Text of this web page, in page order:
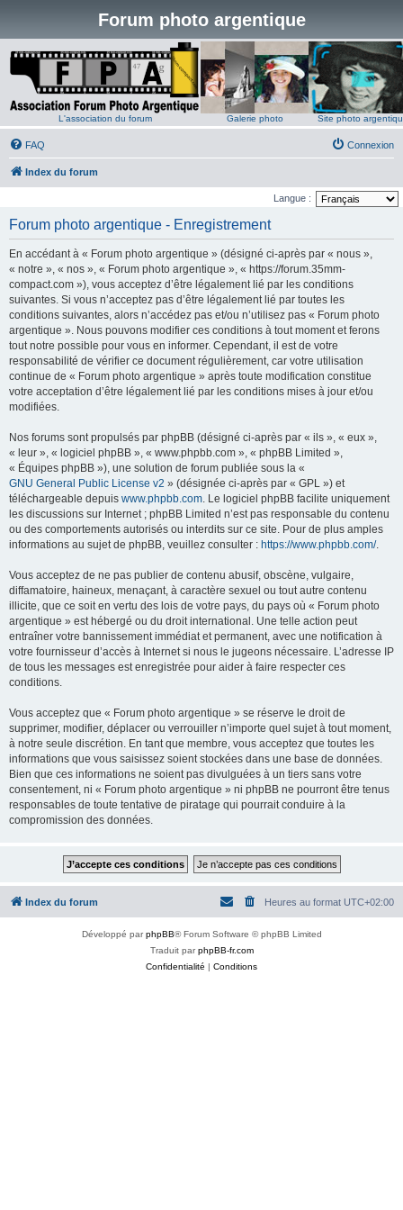
Forum photo argentique
L'association du forum Galerie photo Site photo
FAQ Connexion
Index du forum
Langue :
Forum photo argentique - Enregistrement
En accédant à « Forum photo argentique » (désigné ci-après par « nous »,
« notre », « nos », « Forum photo argentique », « https://forum.35mm-
compact.com »), vous acceptez d’être légalement lié par les conditions
suivantes. Si vous n’acceptez pas d’être légalement lié par toutes les
conditions suivantes, alors n’accédez pas et/ou n’utilisez pas « Forum photo
argentique ». Nous pouvons modifier ces conditions à tout moment et ferons
tout notre possible pour vous en informer. Cependant, il est de votre
responsabilité de vérifier ce document régulièrement, car votre utilisation
continue de « Forum photo argentique » après toute modification constitue
votre acceptation d’être légalement lié par les conditions mises à jour et/ou
modifiées.
Nos forums sont propulsés par phpBB (désigné ci-après par « ils », « eux »,
« leur », « logiciel phpBB », « www.phpbb.com », « phpBB Limited »,
« Équipes phpBB »), une solution de forum publiée sous la «
GNU General Public License v2 » (désignée ci-après par « GPL ») et
téléchargeable depuis www.phpbb.com. Le logiciel phpBB facilite uniquement
les discussions sur Internet ; phpBB Limited n’est pas responsable du contenu
ou des comportements autorisés ou interdits sur ce site. Pour de plus amples
informations au sujet de phpBB, veuillez consulter : https://www.phpbb.com/.
Vous acceptez de ne pas publier de contenu abusif, obscène, vulgaire,
diffamatoire, haineux, menaçant, à caractère sexuel ou tout autre contenu
illicite, que ce soit en vertu des lois de votre pays, du pays où « Forum photo
argentique » est hébergé ou du droit international. Une telle action peut
entraîner votre bannissement immédiat et permanent, avec une notification à
votre fournisseur d’accès à Internet si nous le jugeons nécessaire. L’adresse IP
de tous les messages est enregistrée pour aider à faire respecter ces
conditions.
Vous acceptez que « Forum photo argentique » se réserve le droit de
supprimer, modifier, déplacer ou verrouiller n’importe quel sujet à tout moment,
à notre seule discrétion. En tant que membre, vous acceptez que toutes les
informations que vous saisissez soient stockées dans une base de données.
Bien que ces informations ne soient pas divulguées à un tiers sans votre
consentement, ni « Forum photo argentique » ni phpBB ne pourront être tenus
responsables de toute tentative de piratage qui pourrait conduire à la
compromission des données.
Index du forum Heures au format UTC+02:00
Développé parphpBB® Forum Software © phpBB Limited
Traduit parphpBB-fr.com
Confidentialité | Conditions